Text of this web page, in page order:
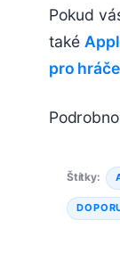
Pokud
také
pro hráče
Štítky: